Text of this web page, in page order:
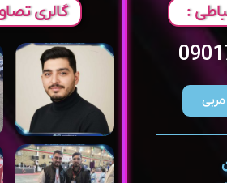
:
مربی
گالری